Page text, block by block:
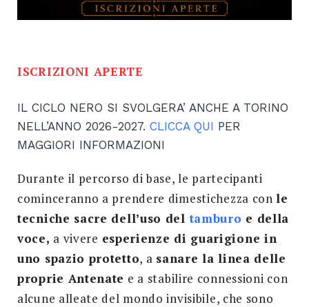
ISCRIZIONI APERTE
IL CICLO NERO SI SVOLGERA’ ANCHE A TORINO
NELL’ANNO 2026-2027. CLICCA QUI PER
MAGGIORI INFORMAZIONI
Durante il percorso di base, le partecipanti
cominceranno a prendere dimestichezza conle
tecniche sacre dell’uso del tamburo e della
voce, a vivere esperienze di guarigione in
uno spazio protetto, a sanare la linea delle
proprie Antenate e a stabilire connessioni con
alcune alleate del mondo invisibile, che sono